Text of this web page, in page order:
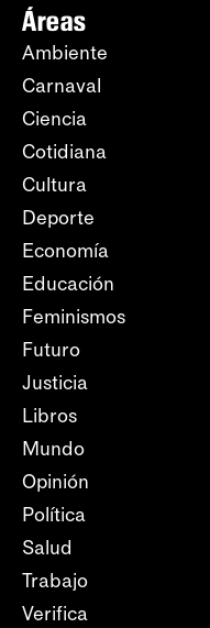
Áreas
Ambiente
Carnaval
Ciencia
Cotidiana
Cultura
Deporte
Economía
Educación
Feminismos
Futuro
Justicia
Libros
Mundo
Opinión
Política
Salud
Trabajo
Verifica